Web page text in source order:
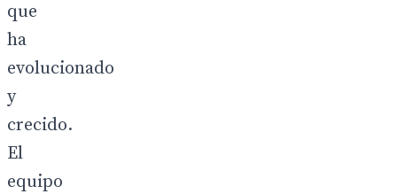
que
ha
evolucionado
y
crecido.
El
equipo